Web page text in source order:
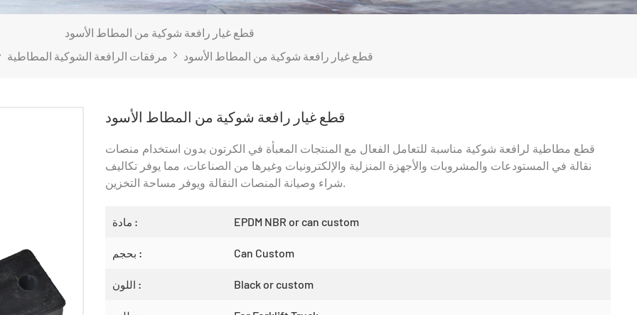
قطع غيار رافعة شوكية من المطاط الأسود
مرفقات الرافعة الشوكية المطاطية
قطع غيار رافعة شوكية من المطاط الأسود
قطع غيار رافعة شوكية من المطاط الأسود
قطع مطاطية لرافعة شوكية مناسبة للتعامل الفعال مع المنتجات المعبأة في الكرتون بدون استخدام منصات
نقالة في المستودعات والمشروبات والأجهزة المنزلية والإلكترونيات وغيرها من الصناعات، مما يوفر تكاليف
شراء وصيانة المنصات النقالة ويوفر مساحة التخزين.
مادة : EPDM NBR or can custom
بحجم : Can Custom
اللون : Black or custom